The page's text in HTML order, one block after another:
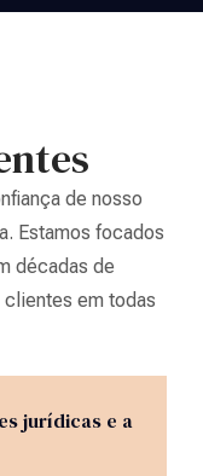
de nosso
Estamos focados
décadas de
em todas
jurídicas e a